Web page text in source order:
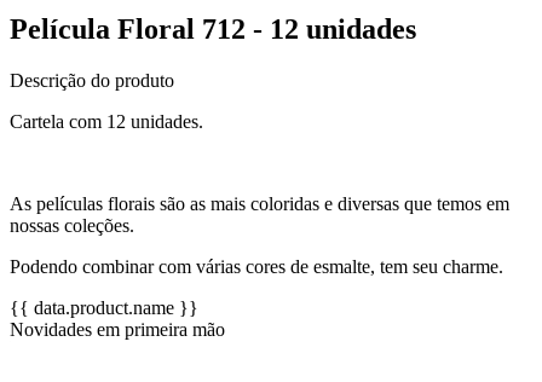
Película Floral 712 - 12 unidades
Descrição do produto
Cartela com 12 unidades.
As películas florais são as mais coloridas e diversas que temos em
nossas coleções.
Podendo combinar com várias cores de esmalte, tem seu charme.
{{ data.product.name }}
Novidades em primeira mão